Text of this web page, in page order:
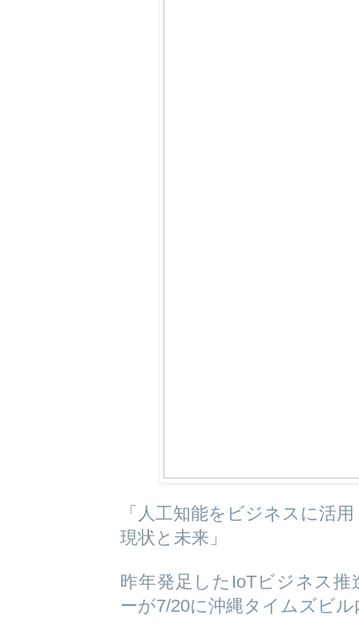
「人工知能をビジネスに活用
現状と未来」
昨年発足したIoTビジネス
ーが7/20に沖縄タイムズビ